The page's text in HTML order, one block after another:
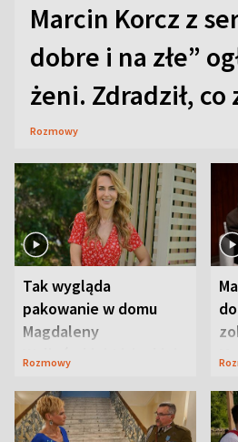
Marcin Korcz z
dobre i na złe”
żeni. Zdradził, co
Rozmowy
Tak wygląda
pakowanie w domu
Magdaleny
Waligórskiej-Lisieckiej.
Rozmowy